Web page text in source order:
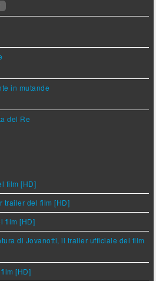
in mutande
del Re
film [HD]
trailer del film [HD]
film [HD]
di Jovanotti, il trailer ufficiale del film
[HD]